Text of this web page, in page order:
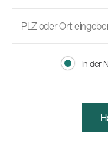
In der